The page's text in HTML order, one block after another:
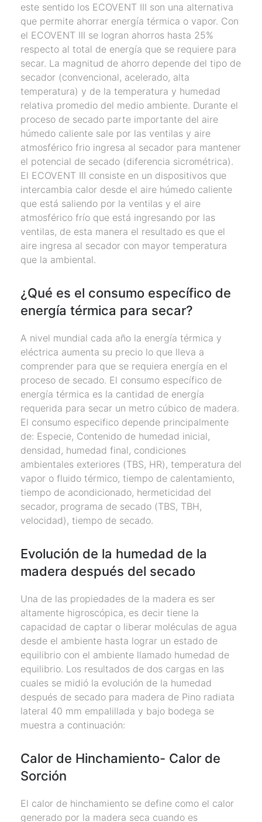
este sentido los ECOVENT III son una alternativa
que permite ahorrar energía térmica o vapor. Con
el ECOVENT III se logran ahorros hasta 25%
respecto al total de energía que se requiere para
secar. La magnitud de ahorro depende del tipo de
secador (convencional, acelerado, alta
temperatura) y de la temperatura y humedad
relativa promedio del medio ambiente. Durante el
proceso de secado parte importante del aire
húmedo caliente sale por las ventilas y aire
atmosférico frio ingresa al secador para mantener
el potencial de secado (diferencia sicrométrica).
El ECOVENT III consiste en un dispositivos que
intercambia calor desde el aire húmedo caliente
que está saliendo por la ventilas y el aire
atmosférico frío que está ingresando por las
ventilas, de esta manera el resultado es que el
aire ingresa al secador con mayor temperatura
que la ambiental.
¿Qué es el consumo específico de
energía térmica para secar?
A nivel mundial cada año la energía térmica y
eléctrica aumenta su precio lo que lleva a
comprender para que se requiera energía en el
proceso de secado. El consumo específico de
energía térmica es la cantidad de energía
requerida para secar un metro cúbico de madera.
El consumo especifico depende principalmente
de: Especie, Contenido de humedad inicial,
densidad, humedad final, condiciones
ambientales exteriores (TBS, HR), temperatura del
vapor o fluido térmico, tiempo de calentamiento,
tiempo de acondicionado, hermeticidad del
secador, programa de secado (TBS, TBH,
velocidad), tiempo de secado.
Evolución de la humedad de la
madera después del secado
Una de las propiedades de la madera es ser
altamente higroscópica, es decir tiene la
capacidad de captar o liberar moléculas de agua
desde el ambiente hasta lograr un estado de
equilibrio con el ambiente llamado humedad de
equilibrio. Los resultados de dos cargas en las
cuales se midió la evolución de la humedad
después de secado para madera de Pino radiata
lateral 40 mm empalillada y bajo bodega se
muestra a continuación:
Calor de Hinchamiento- Calor de
Sorción
El calor de hinchamiento se define como el calor
generado por la madera seca cuando es